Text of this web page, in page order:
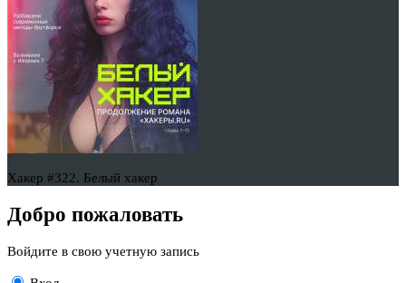
Хакер #322. Белый хакер
Добро пожаловать
Войдите в свою учетную запись